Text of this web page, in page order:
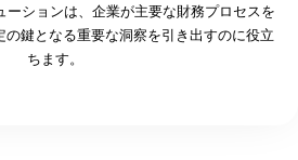
ーションは、企業が主要な財務プロセスを
鍵となる重要な洞察を引き出すのに役立
ちます。